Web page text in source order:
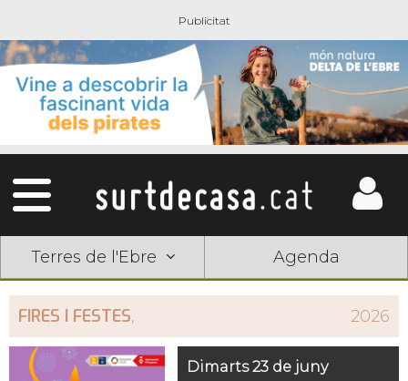
Terres de l'Ebre Agenda
FIRES I FESTES, 2026
Dimarts 23 de juny